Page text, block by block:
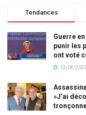
Tendances
Guerre
punir les
ont voté
13/04/2023
»J’ai